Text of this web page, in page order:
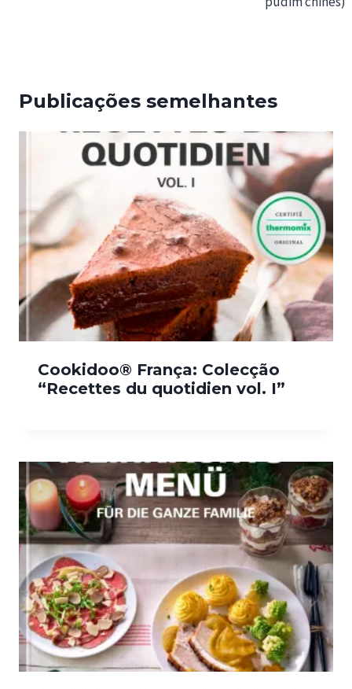
Publicações semelhantes
Cookidoo® França: Colecção
“Recettes du quotidien vol. I”